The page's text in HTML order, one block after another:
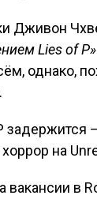
Дживон
Lies of P»
однако,
вакансии в